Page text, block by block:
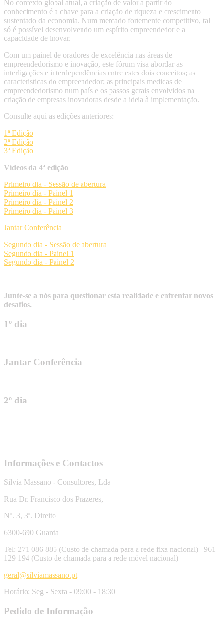
No contexto global atual, a criação de valor a partir do
conhecimento é a chave para a criação de riqueza e crescimento
sustentado da economia. Num mercado fortemente competitivo, tal
só é possível desenvolvendo um espírito empreendedor e a
capacidade de inovar.
Com um painel de oradores de excelência nas áreas de
empreendedorismo e inovação, este fórum visa abordar as
interligações e interdependências entre estes dois conceitos; as
caracteristicas do empreendedor; as principais medidas de
empreendedorismo num país e os passos gerais envolvidos na
criação de empresas inovadoras desde a ideia à implementação.
Consulte aqui as edições anteriores:
1ª Edição
2ª Edição
3ª Edição
Vídeos da 4ª edição
Primeiro dia - Sessão de abertura
Primeiro dia - Painel 1
Primeiro dia - Painel 2
Primeiro dia - Painel 3
Jantar Conferência
Segundo dia - Sessão de abertura
Segundo dia - Painel 1
Segundo dia - Painel 2
Junte-se a nós para questionar esta realidade e enfrentar novos
desafios.
1º dia
Jantar Conferência
2º dia
Informações e Contactos
Silvia Massano - Consultores, Lda
Rua Dr. Francisco dos Prazeres,
Nº. 3, 3º. Direito
6300-690 Guarda
Tel: 271 086 885 (Custo de chamada para a rede fixa nacional) | 961
129 194 (Custo de chamada para a rede móvel nacional)
geral@silviamassano.pt
Horário: Seg - Sexta - 09:00 - 18:30
Pedido de Informação